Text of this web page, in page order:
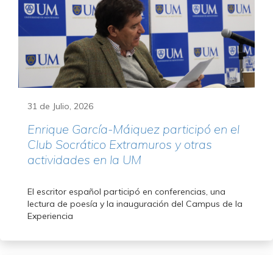
31 de Julio, 2026
Enrique García-Máiquez participó en el
Club Socrático Extramuros y otras
actividades en la UM
El escritor español participó en conferencias, una
lectura de poesía y la inauguración del Campus de la
Experiencia